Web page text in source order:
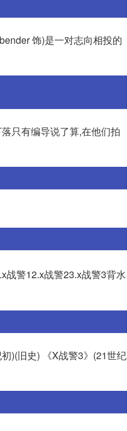
饰)是一对志向相投的
只有编导说了算,在他们拍
战警12.x战警23.x战警3背水
)(旧史) 《X战警3》(21世纪